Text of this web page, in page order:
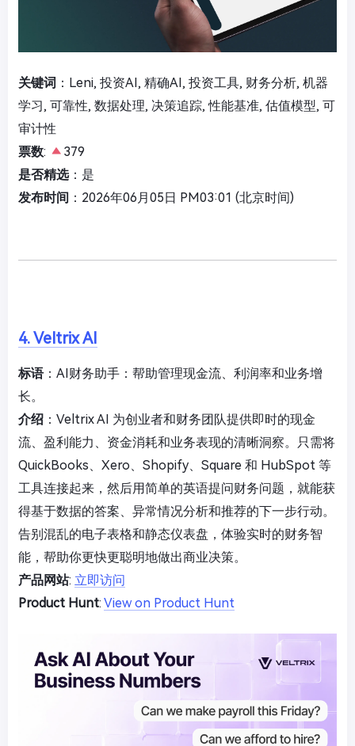
关键词 ：Leni, 投资AI, 精确AI, 投资工具, 财务分析, 机器
学习, 可靠性, 数据处理, 决策追踪, 性能基准, 估值模型, 可
审计性
票数:
379
是否精选：是
发布时间 ：2026年06月05日 PM03:01 (北京时间)
4. Veltrix AI
标语：AI财务助手：帮助管理现金流、利润率和业务增
长。
介绍 ：Veltrix AI 为创业者和财务团队提供即时的现金
流、盈利能力、资金消耗和业务表现的清晰洞察。只需将
QuickBooks、Xero、Shopify、Square 和 HubSpot 等
工具连接起来，然后用简单的英语提问财务问题，就能获
得基于数据的答案、异常情况分析和推荐的下一步行动。
告别混乱的电子表格和静态仪表盘，体验实时的财务智
能，帮助你更快更聪明地做出商业决策。
产品网站: 立即访问
Product Hunt: View on Product Hunt